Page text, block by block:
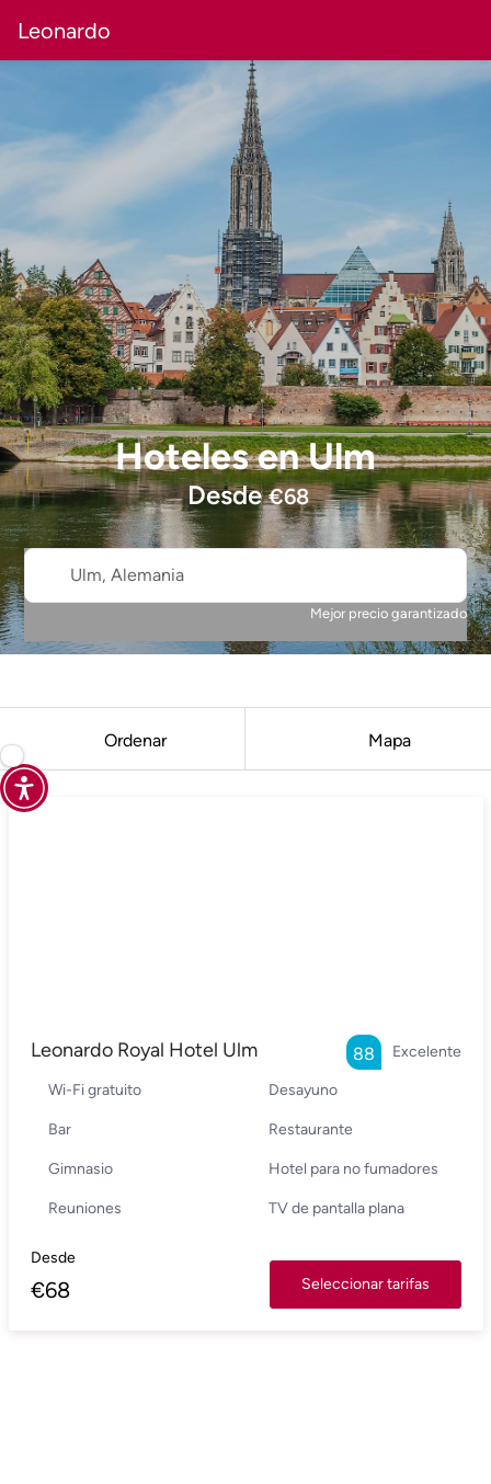
Leonardo
HotelesenUlm
Desde€68
Ulm, Alemania
Mejor precio garantizado
Ordenar Mapa
Leonardo Royal Hotel Ulm Excelente
88
Wi-Fi gratuito Desayuno
Bar Restaurante
Gimnasio Hotel para no fumadores
Reuniones TV de pantalla plana
Desde
€68 Seleccionar tarifas